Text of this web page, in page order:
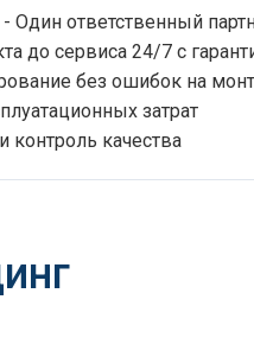
Один ответственный
до сервиса 24/7 с
без ошибок на
затрат
контроль качества